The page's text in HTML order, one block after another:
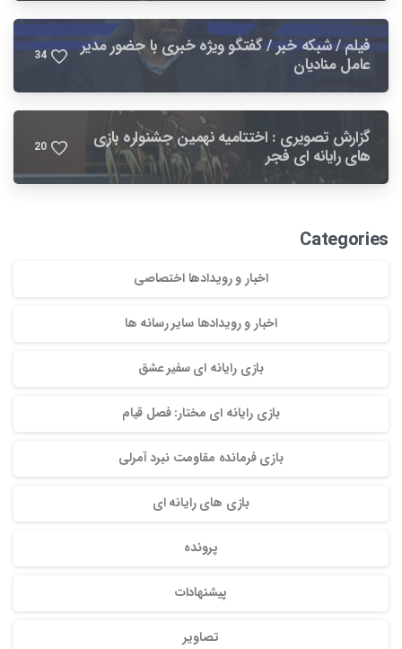
فیلم / شبکه خبر / گفتگو ویژه خبری با حضور مدیر
عامل منادیان 34
گزارش تصویری : اختتامیه نهمین جشنواره بازی
های رایانه ای فجر 20
Categories
اخبار و رویدادها اختصاصی
اخبار و رویدادها سایر رسانه ها
بازی رایانه ای سفیر عشق
بازی رایانه ای مختار: فصل قیام
بازی فرمانده مقاومت نبرد آمرلی
بازی های رایانه ای
پرونده
پیشنهادات
تصاویر